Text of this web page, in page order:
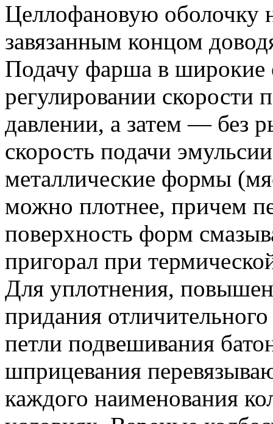
Целлофановую оболочку
завязанным концом
Подачу фарша в широкие
регулировании скорости
давлении, а затем — без
скорость подачи
металлические формы
можно плотнее, причем
поверхность форм
пригорал при
Для уплотнения,
придания
петли подвешивания
шприцевания
каждого наименования